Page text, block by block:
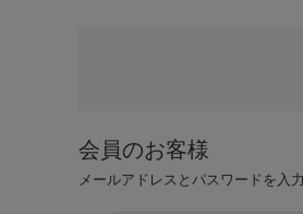
会員のお客様
メールアドレスとパスワードを入